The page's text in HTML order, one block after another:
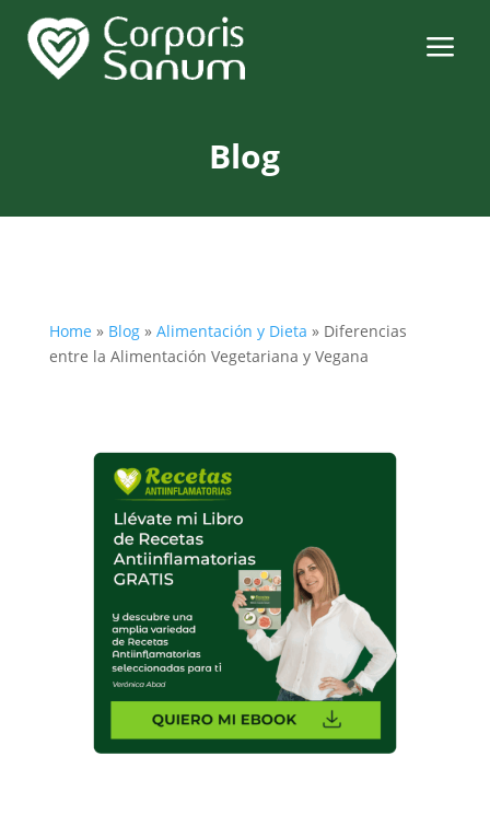
a
Blog
Home » Blog» Alimentación y Dieta » Diferencias
entre la Alimentación Vegetariana y Vegana